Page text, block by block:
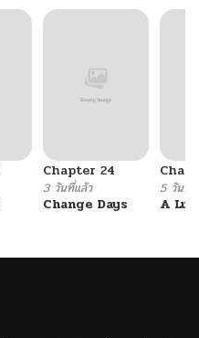
Chapter 24
3 วันที่แล้ว
Change Days
5 วันที่
A